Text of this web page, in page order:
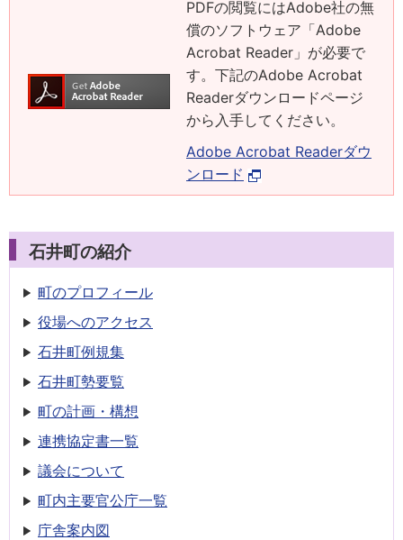
PDFの閲覧にはAdobe社の無
償のソフトウェア「Adobe
Acrobat Reader」が必要で
す。下記のAdobe Acrobat
Readerダウンロードページ
から入手してください。
Adobe Acrobat Readerダウ
ンロード
石井町の紹介
町のプロフィール
役場へのアクセス
石井町例規集
石井町勢要覧
町の計画・構想
連携協定書一覧
議会について
町内主要官公庁一覧
庁舎案内図